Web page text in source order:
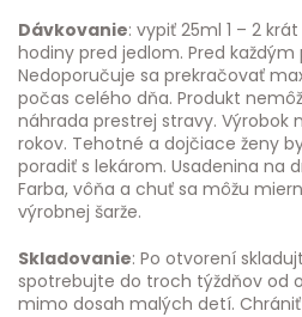
Dávkovanie: vypiť 25ml 1 – 2
hodiny pred jedlom. Pred
Nedoporučuje sa prekračovať
počas celého dňa. Produkt
náhrada prestrej stravy. Výrobok
rokov. Tehotné a dojčiace ženy
poradiť s lekárom. Usadenina na
Farba, vôňa a chuť sa môžu
výrobnej šarže.
Skladovanie: Po otvorení
spotrebujte do troch týždňov od
mimo dosah malých detí.